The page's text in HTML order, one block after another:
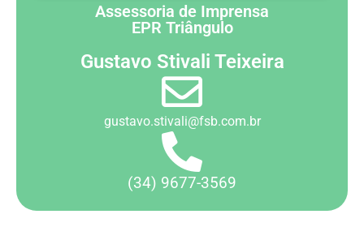
Assessoria de Imprensa
EPR Triângulo
Gustavo Stivali Teixeira
gustavo.stivali@fsb.com.br
(34) 9677-3569